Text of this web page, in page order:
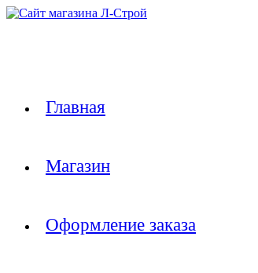
Перейти
Главная
Магазин
Оформление заказа